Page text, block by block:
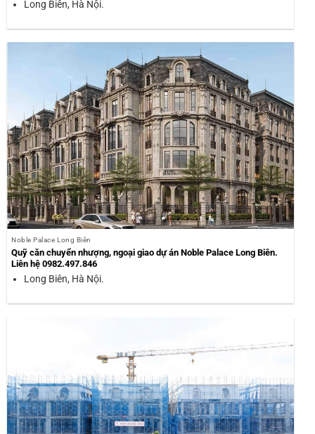
Long Biên, Hà Nội.
Noble Palace Long Biên
Quỹ căn chuyển nhượng, ngoại giao dự án Noble Palace Long Biên.
Liên hệ 0982.497.846
Long Biên, Hà Nội.